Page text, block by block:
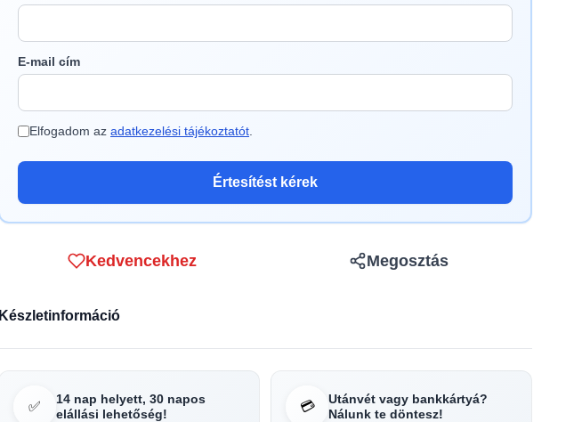
E-mail cím
Elfogadom az adatkezelési tájékoztatót
Értesítést kérek
Kedvencekhez Megosztás
Készletinformáció
✅
14 nap helyett, 30 napos
elállási lehetőség!
💳
Utánvét vagy bankkártyá?
Nálunk te döntesz!